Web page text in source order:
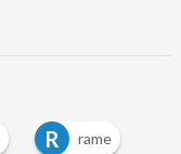
R rame